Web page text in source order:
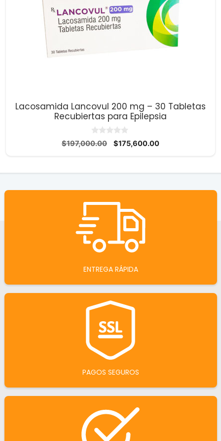
Lacosamida Lancovul 200 mg – 30 Tabletas
Recubiertas para Epilepsia
0
d
$197,000.00
El
era:
$175,600.00El
es:
ENTREGA RÁPIDA
PAGOS SEGUROS